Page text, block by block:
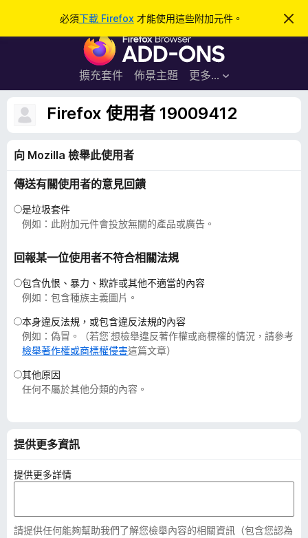
必須下載 Firefox 才能使用這些附加元件。
忽
此
F
r
e
f
加
件
擴充套件 佈景主題 更多…
登入
Firefox 使用者 19009412
向 Mozilla 檢舉此使用者
傳送有關使用者的意見回饋
是垃圾套件
例如：此附加元件會投放無關的產品或廣告。
回報某一位使用者不符合相關法規
包含仇恨、暴力、欺詐或其他不適當的內容
例如：包含種族主義圖片。
本身違反法規，或包含違反法規的內容
例如：偽冒。（若您˙想檢舉違反著作權或商標權的情況，請參考
檢舉著作權或商標權侵害這篇文章）
其他原因
任何不屬於其他分類的內容。
提供更多資訊
提供更多詳情
請提供任何能夠幫助我們了解您檢舉內容的相關資訊（包含您認為